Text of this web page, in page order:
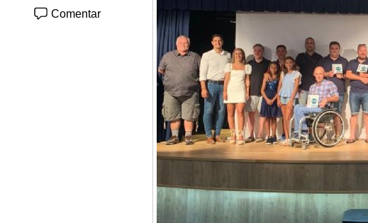
Comentar